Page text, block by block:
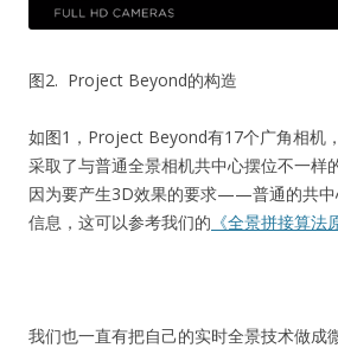
图2. Project Beyond的构造
如图1，Project Beyond有17个广角相机
采取了与普通全景相机共中心摆位不一样
因为要产生3D效果的要求——普通的共中
信息，这可以参考我们的 《全景拼接算法
我们也一直有把自己的实时全景技术做成